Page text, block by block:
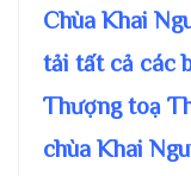
Chùa Khai
tải tất cả các
Thượng toạ
chùa Khai